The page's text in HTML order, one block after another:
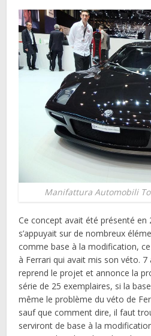
Manifattura Automobili
Ce concept avait été présenté en
s’appuyait sur de nombreux
comme base à la modification, ce
à Ferrari qui avait mis son véto. 7
reprend le projet et annonce la
série de 25 exemplaires, si la
même le problème du véto de
sauf que comment dire, il faut
serviront de base à la